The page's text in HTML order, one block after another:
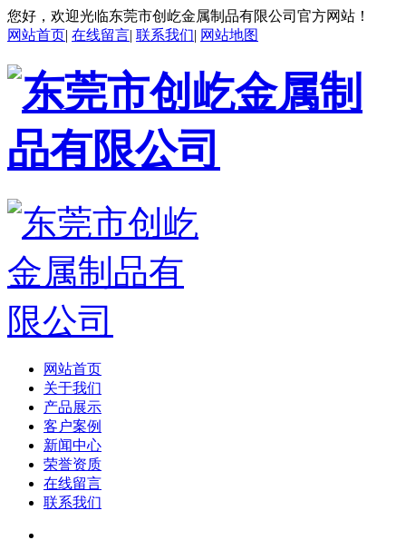
您好，欢迎光临东莞市创屹金属制品有限公司官方网站！
网站首页| 在线留言| 联系我们| 网站地图
网站首页
关于我们
产品展示
客户案例
新闻中心
荣誉资质
在线留言
联系我们